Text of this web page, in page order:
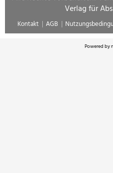
Verlag für
Kontakt AGB
Powered by